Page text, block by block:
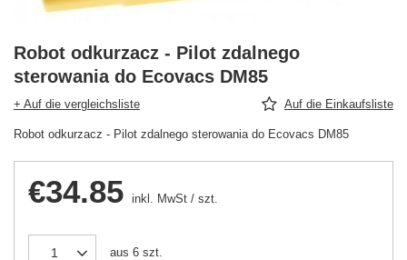
Robot odkurzacz - Pilot zdalnego
sterowania do Ecovacs DM85
+ Auf die vergleichsliste Auf die Einkaufsliste
Robot odkurzacz - Pilot zdalnego sterowania do Ecovacs DM85
€34.85 inkl. MwSt / szt.
aus 6 szt.